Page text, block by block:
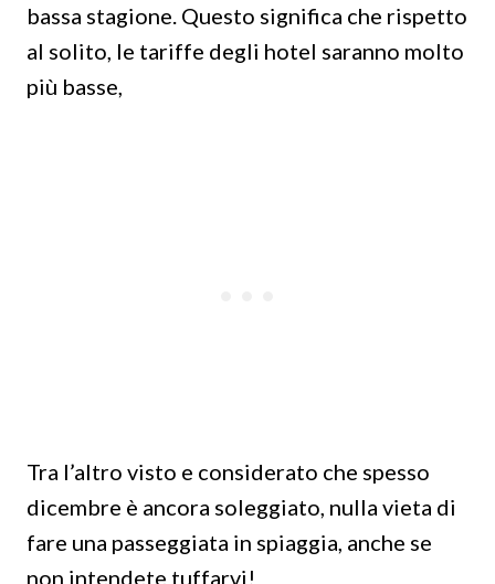
bassa stagione. Questo significa che rispetto
al solito, le tariffe degli hotel saranno molto
più basse,
Tra l’altro visto e considerato che spesso
dicembre è ancora soleggiato, nulla vieta di
fare una passeggiata in spiaggia, anche se
non intendete tuffarvi!